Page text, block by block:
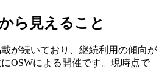
ら見えること
が続いており、継続利用の傾向が
OSWによる開催です。現時点で